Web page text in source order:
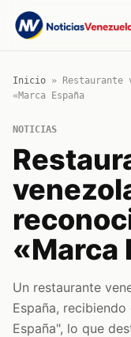
Inicio »
Restaurante
«Marca España
NOTICIAS
«Marca
Un restaurante
España,
España", lo que